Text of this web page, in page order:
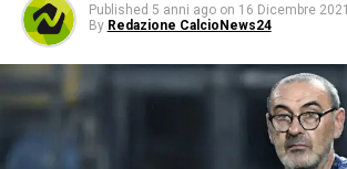
Published 5 anni ago on 16 Dicembre 2021
By Redazione CalcioNews24